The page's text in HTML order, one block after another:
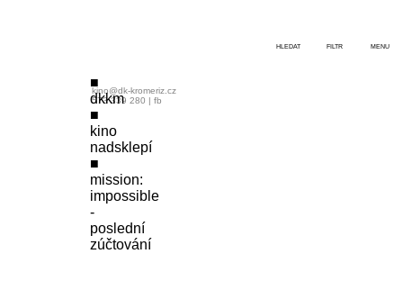
dkkm
kino
nadsklepí
mission:
impossible
-
poslední
zúčtování
kino@dk-kromeriz.cz
573 339 280 | fb
HLEDAT FILTR MENU